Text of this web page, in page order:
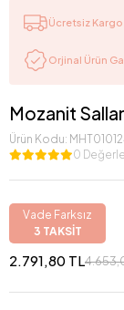
Ücretsiz Kargo
Orjinal Ürün
Mozanit
Ürün Kodu:
0
Vade Farksız
3 TAKSİT
2.791,80 TL